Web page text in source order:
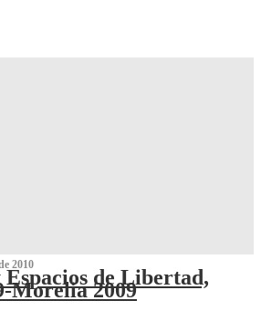
2010
de Libertad,
Morelia 2009